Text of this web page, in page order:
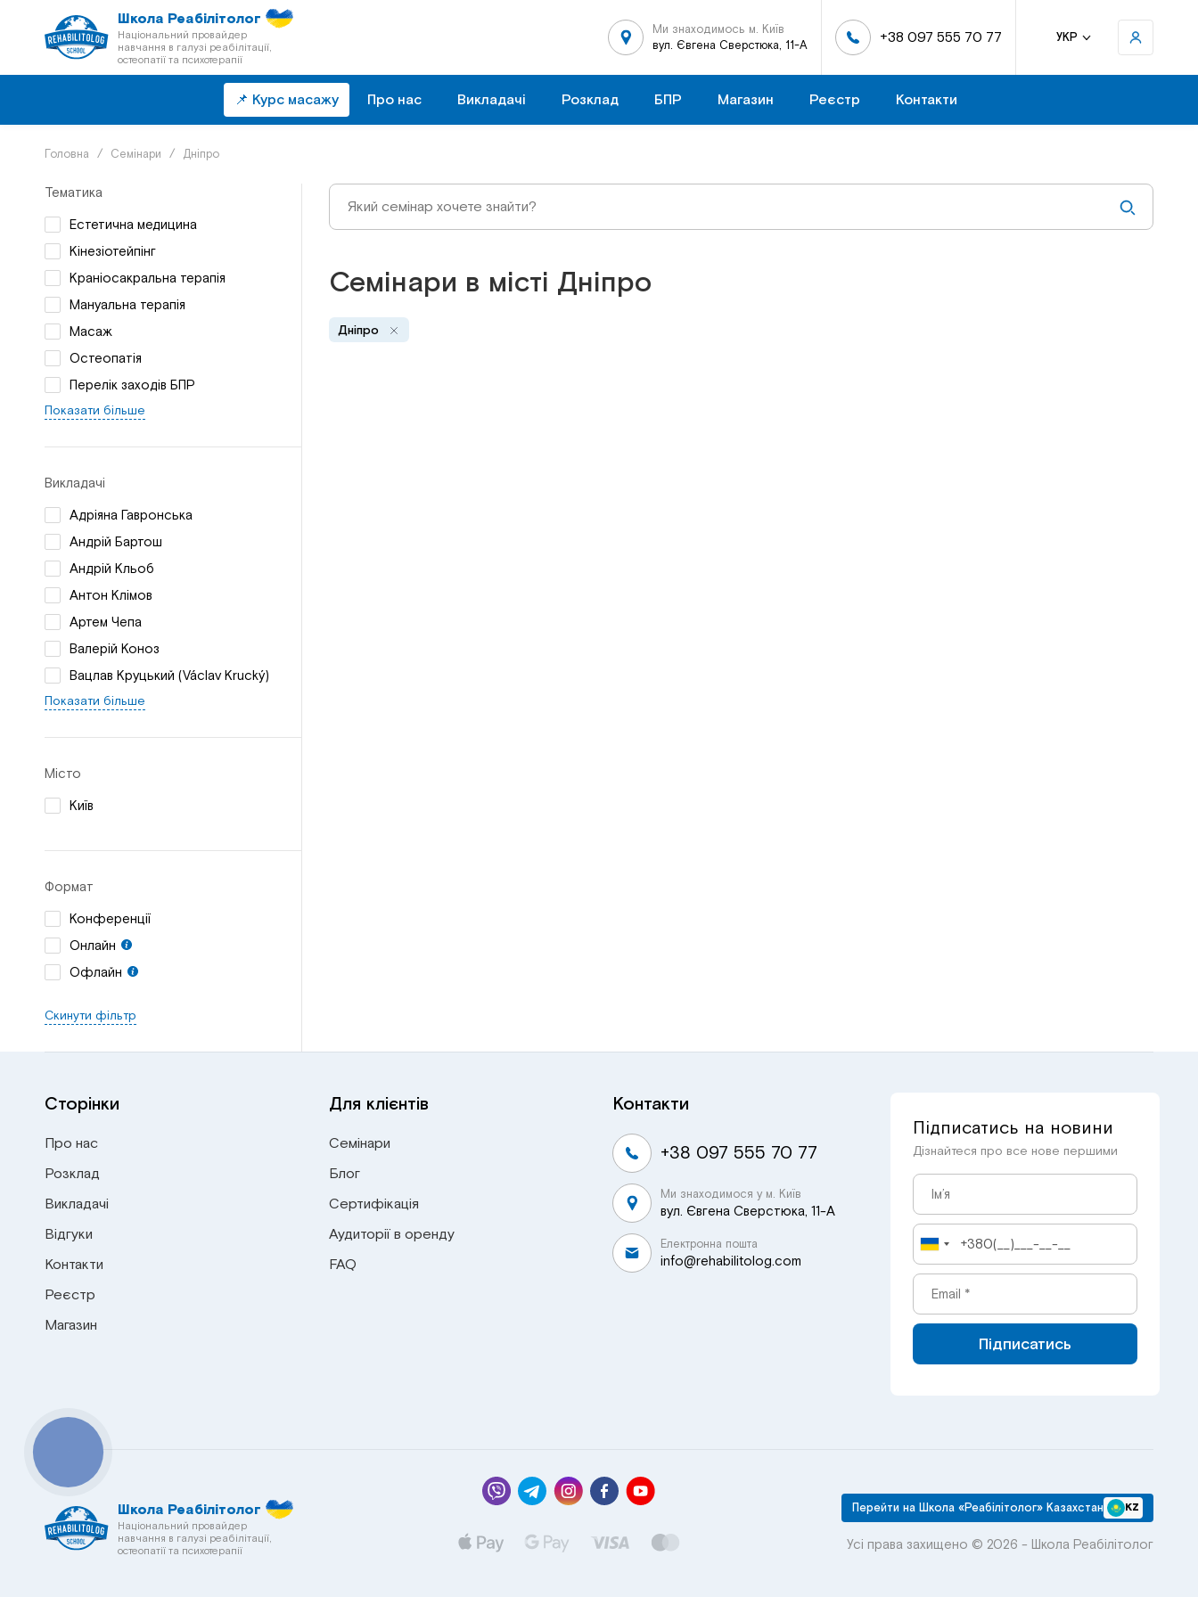
Школа Реабілітолог
Національний провайдер
навчання в галузі реабілітації,
остеопатії та психотерапії
Ми знаходимось м. Київ
вул. Євгена Сверстюка, 11-А
+38 097 555 70 77 УКР
📌 Курс масажу Про нас Викладачі Розклад БПР Магазин Реєстр Контакти
Головна / Семінари / Дніпро
Тематика
Естетична медицина
Кінезіотейпінг
Краніосакральна терапія
Мануальна терапія
Масаж
Остеопатія
Перелік заходів БПР
Показати більше
Викладачі
Адріяна Гавронська
Андрій Бартош
Андрій Кльоб
Антон Клімов
Артем Чепа
Валерій Коноз
Вацлав Круцький (Václav Krucký)
Показати більше
Місто
Київ
Формат
Конференції
Онлайн
Офлайн
Скинути фільтр
Семінари в місті Дніпро
Дніпро
Сторінки
Про нас
Розклад
Викладачі
Відгуки
Контакти
Реєстр
Магазин
Для клієнтів
Семінари
Блог
Сертифікація
Аудиторії в оренду
FAQ
Контакти
+38 097 555 70 77
Ми знаходимося у м. Київ
вул. Євгена Сверстюка, 11-А
Електронна пошта
info@rehabilitolog.com
Підписатись на новини
Дізнайтеся про все нове першими
Підписатись
Школа Реабілітолог
Національний провайдер
навчання в галузі реабілітації,
остеопатії та психотерапії
Перейти на Школа «Реабілітолог» Казахстан KZ
Усі права захищено © 2026 - Школа Реабілітолог